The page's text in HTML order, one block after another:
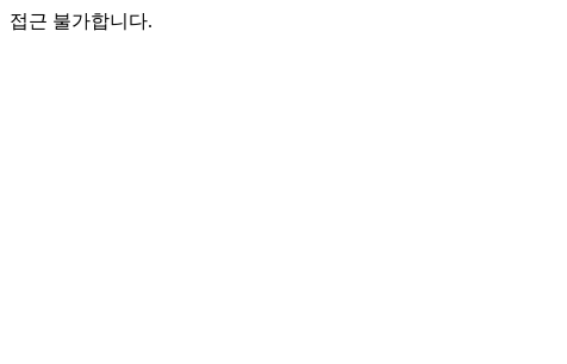
접근 불가합니다.